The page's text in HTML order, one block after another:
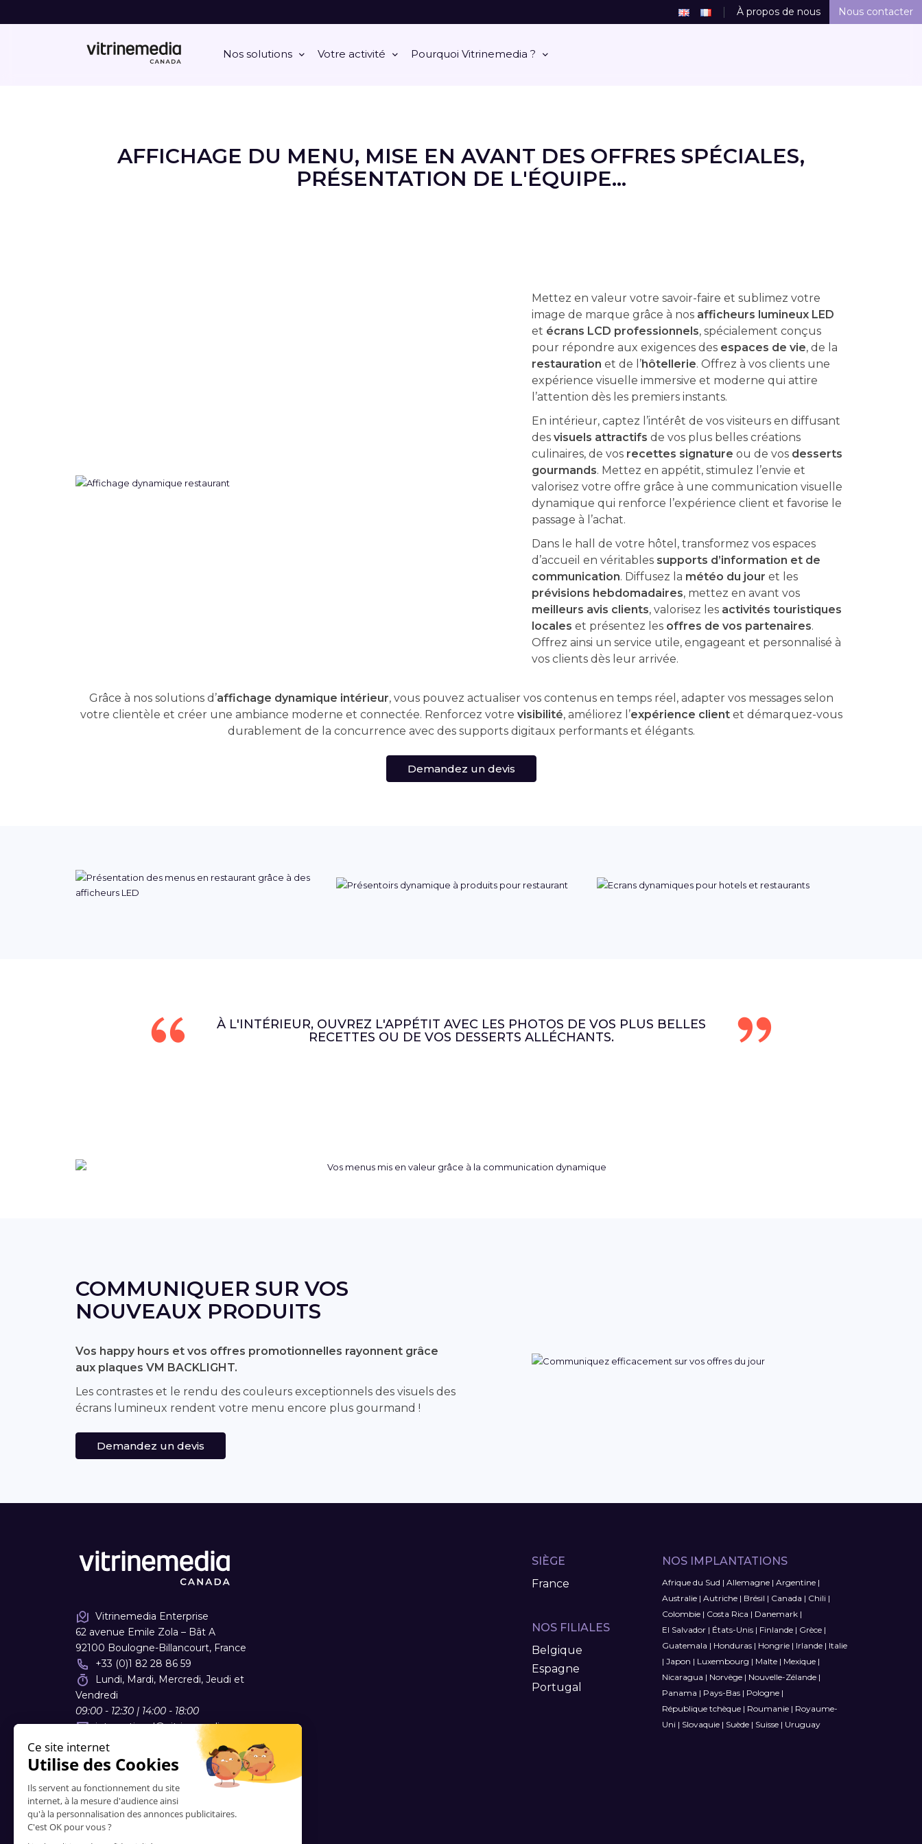
Nos solutions Votre activité Pourquoi Vitrinemedia ?
À propos de nous Nous contacter
AFFICHAGE DU MENU, MISE EN AVANT DES OFFRES SPÉCIALES,
PRÉSENTATION DE L'ÉQUIPE...
Mettez en valeur votre savoir-faire et sublimez votre
image de marque grâce à nos afficheurs lumineux LED
et écrans LCD professionnels, spécialement conçus
pour répondre aux exigences des espaces de vie, de la
restauration et de l’hôtellerie. Offrez à vos clients une
expérience visuelle immersive et moderne qui attire
l’attention dès les premiers instants.
En intérieur, captez l’intérêt de vos visiteurs en diffusant
des visuels attractifs de vos plus belles créations
culinaires, de vos recettes signature ou de vos desserts
gourmands. Mettez en appétit, stimulez l’envie et
valorisez votre offre grâce à une communication visuelle
dynamique qui renforce l’expérience client et favorise le
passage à l’achat.
Dans le hall de votre hôtel, transformez vos espaces
d’accueil en véritables supports d’information et de
communication. Diffusez la météo du jour et les
prévisions hebdomadaires, mettez en avant vos
meilleurs avis clients, valorisez les activités touristiques
locales et présentez les offres de vos partenaires.
Offrez ainsi un service utile, engageant et personnalisé à
vos clients dès leur arrivée.
Grâce à nos solutions d’affichage dynamique intérieur, vous pouvez actualiser vos contenus en temps réel, adapter vos messages selon
votre clientèle et créer une ambiance moderne et connectée. Renforcez votre visibilité, améliorez l’expérience clientet démarquez-vous
durablement de la concurrence avec des supports digitaux performants et élégants.
Demandez un devis
À L'INTÉRIEUR, OUVREZ L'APPÉTIT AVEC LES PHOTOS DE VOS PLUS BELLES
RECETTES OU DE VOS DESSERTS ALLÉCHANTS.
COMMUNIQUER SUR VOS
NOUVEAUX PRODUITS
Vos happy hours et vos offres promotionnelles rayonnent grâce
aux plaques VM BACKLIGHT.
Les contrastes et le rendu des couleurs exceptionnels des visuels des
écrans lumineux rendent votre menu encore plus gourmand !
Demandez un devis
Vitrinemedia Enterprise
62 avenue Emile Zola – Bât A
92100 Boulogne-Billancourt, France
+33 (0)1 82 28 86 59
Lundi, Mardi, Mercredi, Jeudi et
Vendredi
09:00 - 12:30 | 14:00 - 18:00
international@vitrinemedia.com
SIÈGE
France
NOS FILIALES
Belgique
Espagne
Portugal
NOS IMPLANTATIONS
Afrique du Sud | Allemagne| Argentine|
Australie| Autriche| Brésil | Canada | Chili |
Colombie| Costa Rica | Danemark|
El Salvador| États-Unis| Finlande| Grèce|
Guatemala | Honduras| Hongrie| Irlande| Italie
| Japon | Luxembourg | Malte| Mexique|
Nicaragua | Norvège| Nouvelle-Zélande|
Panama | Pays-Bas| Pologne|
République tchèque| Roumanie| Royaume-
Uni | Slovaquie| Suède| Suisse| Uruguay